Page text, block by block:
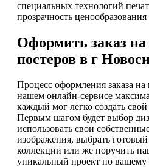
специальных технологий
прозрачность
Оформить заказ на
постеров в г
Процесс оформления заказа на
нашем онлайн-сервисе
каждый мог легко создать
Первым шагом будет выбор
использовать свои
изображения, выбрать
коллекции или же поручить
уникальный проект по вашему